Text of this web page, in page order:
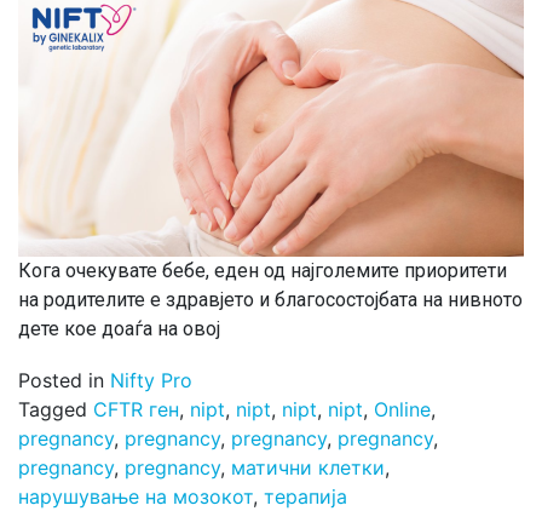
Кога очекувате бебе, еден од најголемите приоритети
на родителите е здравјето и благосостојбата на нивното
дете кое доаѓа на овој
Posted in Nifty Pro
Tagged CFTR ген, nipt, nipt, nipt, nipt, Online,
pregnancy, pregnancy, pregnancy, pregnancy,
pregnancy, pregnancy, матични клетки,
нарушување на мозокот, терапија